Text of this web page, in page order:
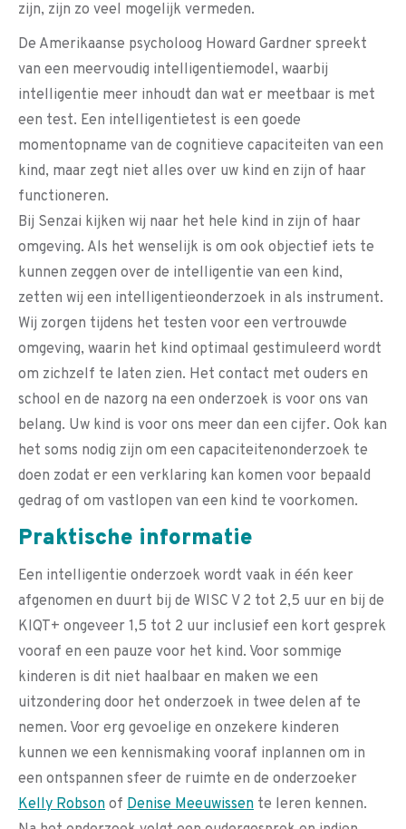
zijn, zijn zo veel mogelijk vermeden.
De Amerikaanse psycholoog Howard Gardner spreekt
van een meervoudig intelligentiemodel, waarbij
intelligentie meer inhoudt dan wat er meetbaar is met
een test. Een intelligentietest is een goede
momentopname van de cognitieve capaciteiten van een
kind, maar zegt niet alles over uw kind en zijn of haar
functioneren.
Bij Senzai kijken wij naar het hele kind in zijn of haar
omgeving. Als het wenselijk is om ook objectief iets te
kunnen zeggen over de intelligentie van een kind,
zetten wij een intelligentieonderzoek in als instrument.
Wij zorgen tijdens het testen voor een vertrouwde
omgeving, waarin het kind optimaal gestimuleerd wordt
om zichzelf te laten zien. Het contact met ouders en
school en de nazorg na een onderzoek is voor ons van
belang. Uw kind is voor ons meer dan een cijfer. Ook kan
het soms nodig zijn om een capaciteitenonderzoek te
doen zodat er een verklaring kan komen voor bepaald
gedrag of om vastlopen van een kind te voorkomen.
Praktische informatie
Een intelligentie onderzoek wordt vaak in één keer
afgenomen en duurt bij de WISC V 2 tot 2,5 uur en bij de
KIQT+ ongeveer 1,5 tot 2 uur inclusief een kort gesprek
vooraf en een pauze voor het kind. Voor sommige
kinderen is dit niet haalbaar en maken we een
uitzondering door het onderzoek in twee delen af te
nemen. Voor erg gevoelige en onzekere kinderen
kunnen we een kennismaking vooraf inplannen om in
een ontspannen sfeer de ruimte en de onderzoeker
Kelly Robson of Denise Meeuwissen te leren kennen.